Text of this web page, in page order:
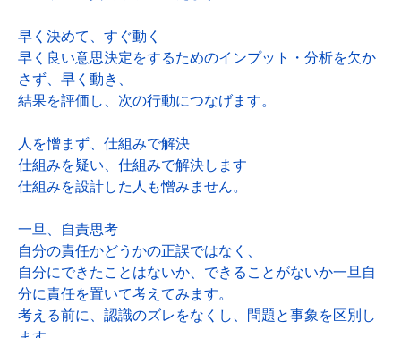
早く決めて、すぐ動く
早く良い意思決定をするためのインプット・分析を欠か
さず、早く動き、
結果を評価し、次の行動につなげます。
人を憎まず、仕組みで解決
仕組みを疑い、仕組みで解決します
仕組みを設計した人も憎みません。
一旦、自責思考
自分の責任かどうかの正誤ではなく、
自分にできたことはないか、できることがないか一旦自
分に責任を置いて考えてみます。
考える前に、認識のズレをなくし、問題と事象を区別し